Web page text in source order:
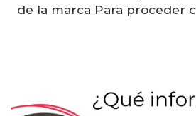
ESP
de la marca Para proceder